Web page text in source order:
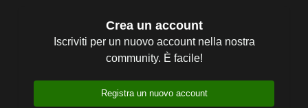
Crea un account
Iscriviti per un nuovo account nella nostra
community. È facile!
Registra un nuovo account